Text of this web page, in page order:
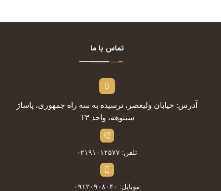
تماس با ما
آدرس: خیابان ولیعصر، نرسیده به سه راه جمهوری، پاساژ
سینوهه، واحد T۳
تلفن: ۰۲۱۹۱۰۱۲۵۷۷
موبایل: ۰۹۱۲۰۹۰۸۰۴۰